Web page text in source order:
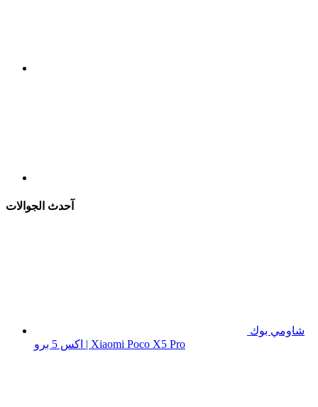
آحدث الجوالات
شاومي بوك
اكس 5 برو | Xiaomi Poco X5 Pro